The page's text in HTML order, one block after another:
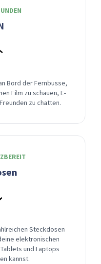
Bord der Fernbusse,
Film zu schauen, E-
zu chatten.
Steckdosen
elektronischen
und Laptops
kannst.